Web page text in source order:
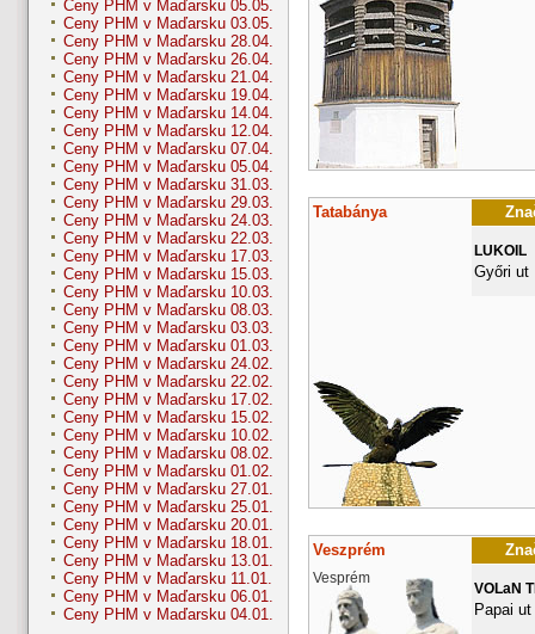
Ceny PHM v Maďarsku 05.05.
Ceny PHM v Maďarsku 03.05.
Ceny PHM v Maďarsku 28.04.
Ceny PHM v Maďarsku 26.04.
Ceny PHM v Maďarsku 21.04.
Ceny PHM v Maďarsku 19.04.
Ceny PHM v Maďarsku 14.04.
Ceny PHM v Maďarsku 12.04.
Ceny PHM v Maďarsku 07.04.
Ceny PHM v Maďarsku 05.04.
Ceny PHM v Maďarsku 31.03.
Ceny PHM v Maďarsku 29.03.
Ceny PHM v Maďarsku 24.03.
Ceny PHM v Maďarsku 22.03.
Ceny PHM v Maďarsku 17.03.
Ceny PHM v Maďarsku 15.03.
Ceny PHM v Maďarsku 10.03.
Ceny PHM v Maďarsku 08.03.
Ceny PHM v Maďarsku 03.03.
Ceny PHM v Maďarsku 01.03.
Ceny PHM v Maďarsku 24.02.
Ceny PHM v Maďarsku 22.02.
Ceny PHM v Maďarsku 17.02.
Ceny PHM v Maďarsku 15.02.
Ceny PHM v Maďarsku 10.02.
Ceny PHM v Maďarsku 08.02.
Ceny PHM v Maďarsku 01.02.
Ceny PHM v Maďarsku 27.01.
Ceny PHM v Maďarsku 25.01.
Ceny PHM v Maďarsku 20.01.
Ceny PHM v Maďarsku 18.01.
Ceny PHM v Maďarsku 13.01.
Ceny PHM v Maďarsku 11.01.
Ceny PHM v Maďarsku 06.01.
Ceny PHM v Maďarsku 04.01.
Tatabánya
LUKOIL
Győri ut
Veszprém
Vesprém
VOLaN
Papai ut